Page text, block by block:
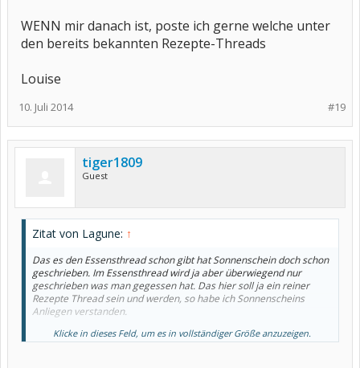
WENN mir danach ist, poste ich gerne welche unter
den bereits bekannten Rezepte-Threads
Louise
#19
10. Juli 2014
tiger1809
Guest
Zitat von Lagune: ↑
Das es den Essensthread schon gibt hat Sonnenschein doch schon
geschrieben. Im Essensthread wird ja aber überwiegend nur
geschrieben was man gegessen hat. Das hier soll ja ein reiner
Rezepte Thread sein und werden, so habe ich Sonnenscheins
Anliegen verstanden.
Ist das etwa ein Problem ? Ehrlich gesagt ich seh da kein Problem
Klicke in dieses Feld, um es in vollständiger Größe anzuzeigen.